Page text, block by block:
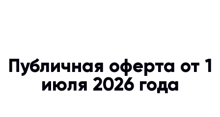
Публичная оферта от 1
июля 2026 года